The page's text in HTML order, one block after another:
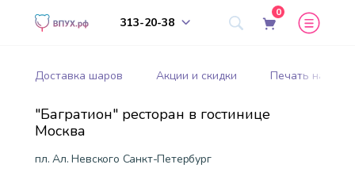
313-20-38
0
Доставка шаров Акции и скидки Печать на
"Багратион" ресторан в гостинице
Москва
пл. Ал. Невского Санкт-Петербург